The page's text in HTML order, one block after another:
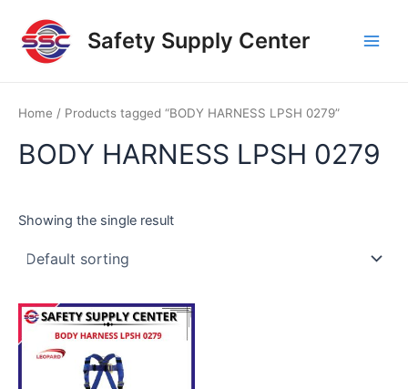
content
Safety Supply Center
Home / Products tagged “BODY HARNESS LPSH 0279”
BODY HARNESS LPSH 0279
Showing the single result